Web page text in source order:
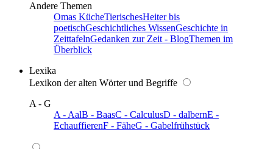
Andere Themen
Omas KücheTierischesHeiter bis
poetischGeschichtliches WissenGeschichte in
ZeittafelnGedanken zur Zeit - BlogThemen im
Überblick
Lexika
Lexikon der alten Wörter und Begriffe
A - G
A - AalB - BaasC - CalculusD - dalbernE -
EchauffierenF - FäheG - Gabelfrühstück